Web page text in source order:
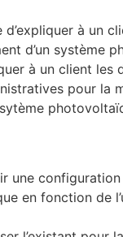
d’expliquer à un
d’un système
à un client les
pour la
sytème
une
en fonction de